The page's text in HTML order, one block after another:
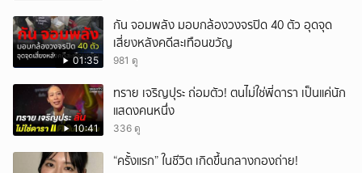
01:35
กัน จอมพลัง มอบกล้องวงจรปิด 40 ตัว อุดจุด
เสี่ยงหลังคดีสะเทือนขวัญ
981 ดู
10:41
ทราย เจริญปุระ ถ่อมตัว! ตนไม่ใช่พี่ดารา เป็นแค่นัก
แสดงคนหนึ่ง
336 ดู
“ครั้งแรก” ในชีวิต เกิดขึ้นกลางกองถ่าย!